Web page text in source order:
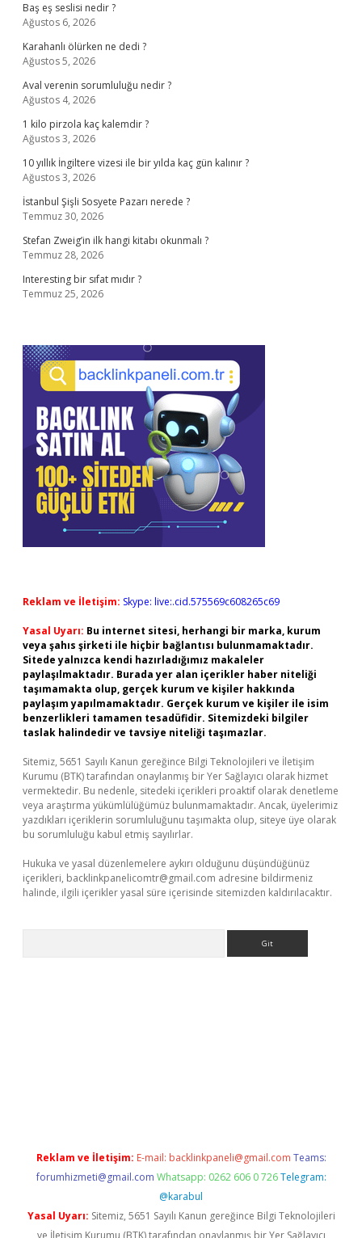
Baş eş seslisi nedir ?
Ağustos 6, 2026
Karahanlı ölürken ne dedi ?
Ağustos 5, 2026
Aval verenin sorumluluğu nedir ?
Ağustos 4, 2026
1 kilo pirzola kaç kalemdir ?
Ağustos 3, 2026
10 yıllık İngiltere vizesi ile bir yılda kaç gün kalınır ?
Ağustos 3, 2026
İstanbul Şişli Sosyete Pazarı nerede ?
Temmuz 30, 2026
Stefan Zweig’in ilk hangi kitabı okunmalı ?
Temmuz 28, 2026
Interesting bir sıfat mıdır ?
Temmuz 25, 2026
Reklam ve İletişim: Skype: live:.cid.575569c608265c69
Yasal Uyarı: Bu internet sitesi, herhangi bir marka, kurum
veya şahıs şirketi ile hiçbir bağlantısı bulunmamaktadır.
Sitede yalnızca kendi hazırladığımız makaleler
paylaşılmaktadır. Burada yer alan içerikler haber niteliği
taşımamakta olup, gerçek kurum ve kişiler hakkında
paylaşım yapılmamaktadır. Gerçek kurum ve kişiler ile isim
benzerlikleri tamamen tesadüfidir. Sitemizdeki bilgiler
taslak halindedir ve tavsiye niteliği taşımazlar.
Sitemiz, 5651 Sayılı Kanun gereğince Bilgi Teknolojileri ve İletişim
Kurumu (BTK) tarafından onaylanmış bir Yer Sağlayıcı olarak hizmet
vermektedir. Bu nedenle, sitedeki içerikleri proaktif olarak denetleme
veya araştırma yükümlülüğümüz bulunmamaktadır. Ancak, üyelerimiz
yazdıkları içeriklerin sorumluluğunu taşımakta olup, siteye üye olarak
bu sorumluluğu kabul etmiş sayılırlar.
Hukuka ve yasal düzenlemelere aykırı olduğunu düşündüğünüz
içerikleri, backlinkpanelicomtr@gmail.com adresine bildirmeniz
halinde, ilgili içerikler yasal süre içerisinde sitemizden kaldırılacaktır.
Reklam ve İletişim: E-mail: backlinkpaneli@gmail.com Teams:
forumhizmeti@gmail.com Whatsapp: 0262 606 0 726 Telegram:
@karabul
Yasal Uyarı: Sitemiz, 5651 Sayılı Kanun gereğince Bilgi Teknolojileri
ve İletişim Kurumu (BTK) tarafından onaylanmış bir Yer Sağlayıcı